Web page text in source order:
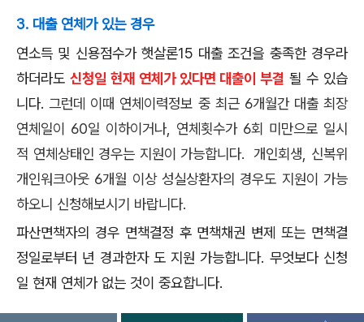
3. 대출 연체가 있는 경우
연소득 및 신용점수가 햇살론15 대출 조건을 충족한 경우라
하더라도 신청일 현재 연체가 있다면 대출이 부결 될 수 있습
니다.그런데 이때 연체이력정보 중 최근 6개월간 대출 최장
연체일이 60일 이하이거나, 연체횟수가 6회 미만으로 일시
적 연체상태인 경우는 지원이 가능합니다. 개인회생, 신복위
개인워크아웃 6개월 이상 성실상환자의 경우도 지원이 가능
하오니 신청해보시기 바랍니다.
파산면책자의 경우 면책결정 후 면책채권 변제 또는 면책결
정일로부터 년 경과한자 도 지원 가능합니다. 무엇보다 신청
일 현재 연체가 없는 것이 중요합니다.